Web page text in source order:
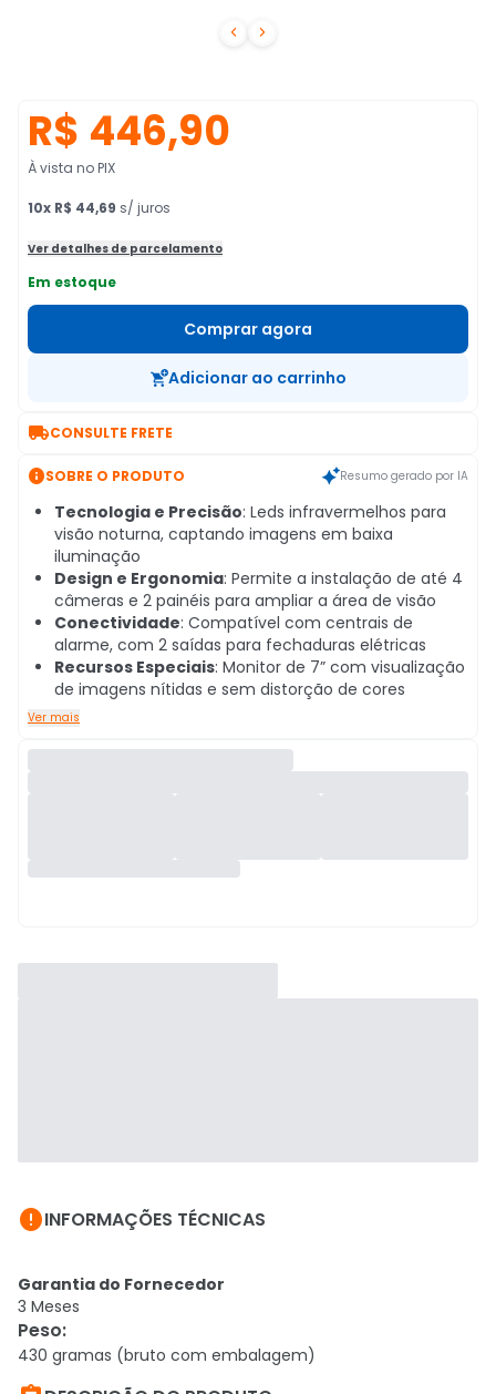
 
R$ 446,90
À vista no PIX
10x R$ 44,69 s/ juros
Ver detalhes de parcelamento
Em estoque
Comprar agora
Adicionar ao carrinho
CONSULTE FRETE
SOBRE O PRODUTO Resumo gerado por IA
Tecnologia e Precisão: Leds infravermelhos para
visão noturna, captando imagens em baixa
iluminação
Design e Ergonomia: Permite a instalação de até 4
câmeras e 2 painéis para ampliar a área de visão
Conectividade: Compatível com centrais de
alarme, com 2 saídas para fechaduras elétricas
Recursos Especiais: Monitor de 7” com visualização
de imagens nítidas e sem distorção de cores
Ver mais
INFORMAÇÕES TÉCNICAS
Garantia do Fornecedor
3 Meses
Peso:
430 gramas (bruto com embalagem)